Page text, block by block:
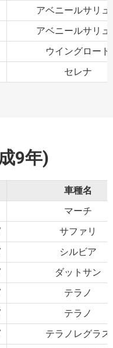
アベニールサリュ
アベニールサリュ
ウイングロード
セレナ
9年)
車種名
マーチ
サファリ
シルビア
ダットサン
テラノ
テラノ
テラノレグラス